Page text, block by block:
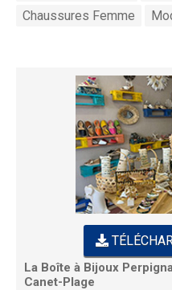
Chaussures Femme
La Boîte à Bijoux
Canet-Plage